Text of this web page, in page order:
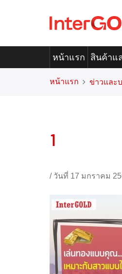
หน้าแรก สินค้าแ
หน้าแรก ข่าวและ
1
/ วันที่ 17 มกราคม